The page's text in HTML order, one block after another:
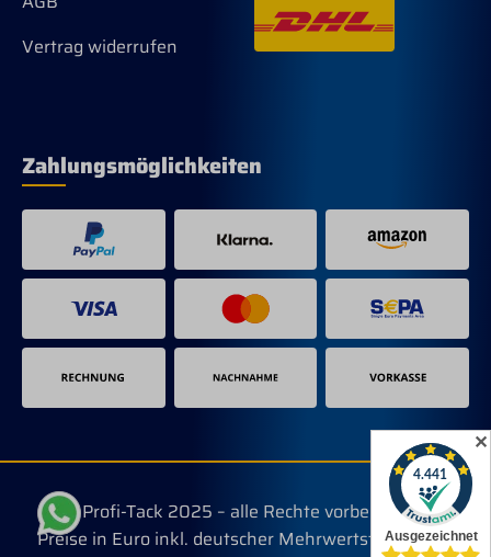
Vertrag widerrufen
Zahlungsmöglichkeiten
© Profi-Tack 2025 – alle Rechte vorbehalten.
Preise in Euro inkl. deutscher Mehrwertsteuer, evtl.
✕